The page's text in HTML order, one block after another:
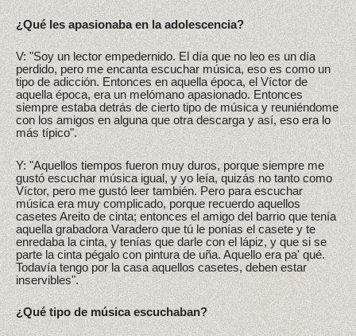
¿Qué les apasionaba en la adolescencia?
V: "Soy un lector empedernido. El día que no leo es un día
perdido, pero me encanta escuchar música, eso es como un
tipo de adicción. Entonces en aquella época, el Víctor de
aquella época, era un melómano apasionado. Entonces
siempre estaba detrás de cierto tipo de música y reuniéndome
con los amigos en alguna que otra descarga y así, eso era lo
más típico".
Y: "Aquellos tiempos fueron muy duros, porque siempre me
gustó escuchar música igual, y yo leía, quizás no tanto como
Víctor, pero me gustó leer también. Pero para escuchar
música era muy complicado, porque recuerdo aquellos
casetes Areito de cinta; entonces el amigo del barrio que tenía
aquella grabadora Varadero que tú le ponías el casete y te
enredaba la cinta, y tenías que darle con el lápiz, y que si se
parte la cinta pégalo con pintura de uña. Aquello era pa' qué.
Todavía tengo por la casa aquellos casetes, deben estar
inservibles".
¿Qué tipo de música escuchaban?